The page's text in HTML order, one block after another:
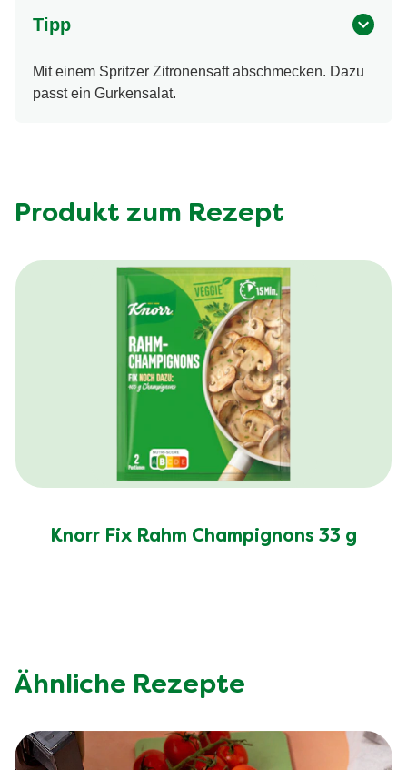
Tipp
Mit einem Spritzer Zitronensaft abschmecken. Dazu
passt ein Gurkensalat.
Produkt zum Rezept
Knorr Fix Rahm Champignons 33 g
Ähnliche Rezepte